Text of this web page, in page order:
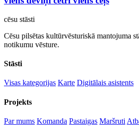
cēsu stāsti
Cēsu pilsētas kultūrvēsturiskā mantojuma
notikumu vēsture.
Stāsti
Visas kategorijas Karte Digitālais asistents
Projekts
Par mums Komanda Pastaigas Maršruti